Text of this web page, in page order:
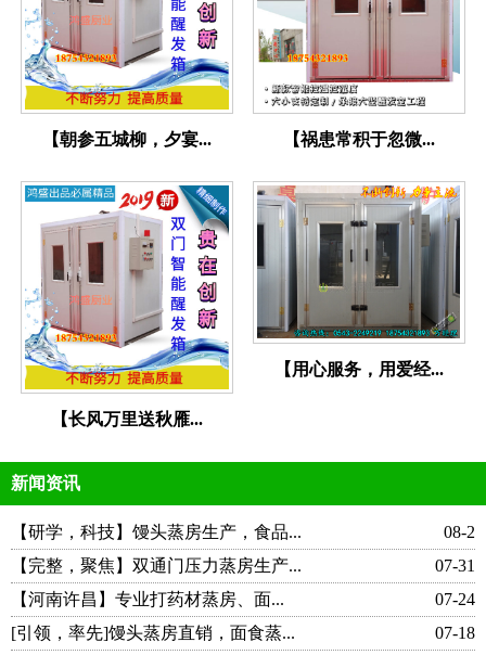
【朝参五城柳，夕宴... 【祸患常积于忽微...
【长风万里送秋雁...
【用心服务，用爱经...
新闻资讯
08-2
【研学，科技】馒头蒸房生产，食品...
07-31
【完整，聚焦】双通门压力蒸房生产...
07-24
【河南许昌】专业打药材蒸房、面...
07-18
[引领，率先]馒头蒸房直销，面食蒸...